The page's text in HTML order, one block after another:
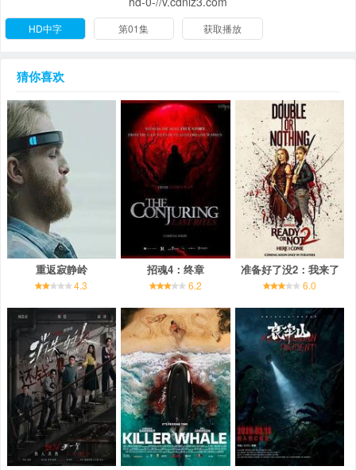
HD中字 第01集 获取播放
猜你喜欢
重返寂静岭
4.3
招魂4：终章
6.2
准备好了没2：我来了
6.0